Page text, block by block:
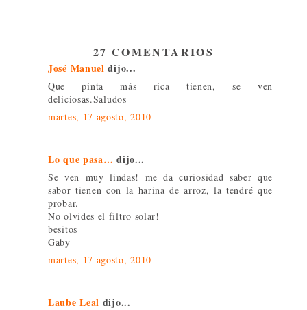
27 COMENTARIOS
José Manuel dijo...
Que pinta más rica tienen, se ven
deliciosas.Saludos
martes, 17 agosto, 2010
Lo que pasa… dijo...
Se ven muy lindas! me da curiosidad saber que
sabor tienen con la harina de arroz, la tendré que
probar.
No olvides el filtro solar!
besitos
Gaby
martes, 17 agosto, 2010
Laube Leal dijo...